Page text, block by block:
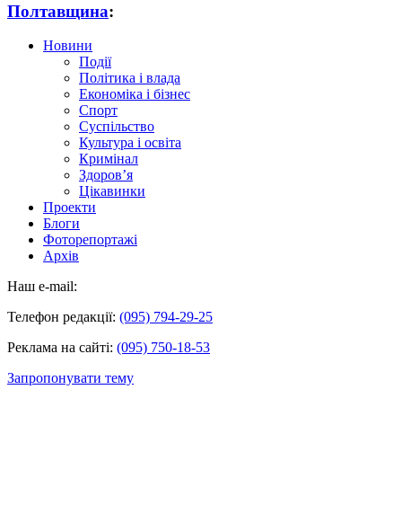
Полтавщина:
Новини
Події
Політика і влада
Економіка і бізнес
Спорт
Суспільство
Культура і освіта
Кримінал
Здоров’я
Цікавинки
Проекти
Блоги
Фоторепортажі
Архів
Наш e-mail:
Телефон редакції: (095) 794-29-25
Реклама на сайті: (095) 750-18-53
Запропонувати тему